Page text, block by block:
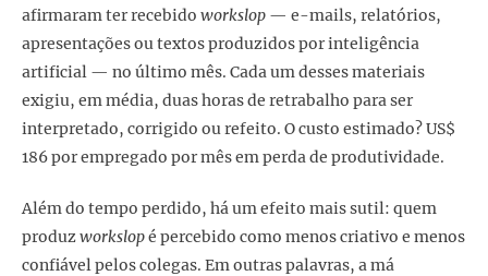
afirmaram ter recebido workslop — e-mails, relatórios,
apresentações ou textos produzidos por inteligência
artificial — no último mês. Cada um desses materiais
exigiu, em média, duas horas de retrabalho para ser
interpretado, corrigido ou refeito. O custo estimado? US$
186 por empregado por mês em perda de produtividade.
Além do tempo perdido, há um efeito mais sutil: quem
produzworkslopé percebido como menos criativo e menos
confiável pelos colegas. Em outras palavras, a má